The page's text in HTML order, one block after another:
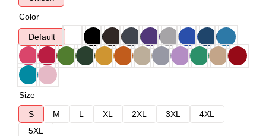
Color
Default
Size
S
M L XL 2XL 3XL
4XL
5XL